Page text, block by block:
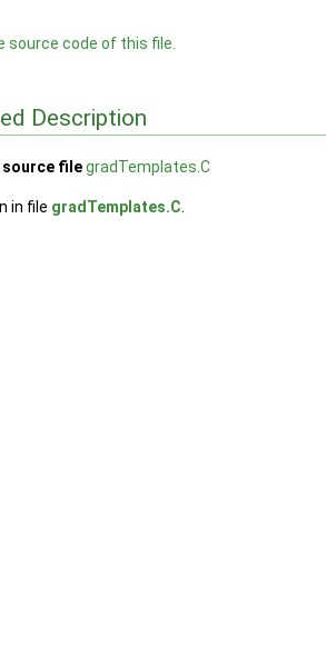
source code of this file.
Description
source filegradTemplates.C
in file gradTemplates.C